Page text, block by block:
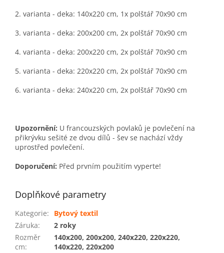
2. varianta - deka: 140x220 cm, 1x polštář 70x90 cm
3. varianta - deka: 200x200 cm, 2x polštář 70x90 cm
4. varianta - deka: 200x220 cm, 2x polštář 70x90 cm
5. varianta - deka: 220x220 cm, 2x polštář 70x90 cm
6. varianta - deka: 240x220 cm, 2x polštář 70x90 cm
Upozornění: U francouzských povlaků je povlečení na
přikrývku sešité ze dvou dílů - šev se nachází vždy
uprostřed povlečení.
Doporučení: Před prvním použitím vyperte!
Doplňkové parametry
Kategorie:
Bytový textil
Záruka:
2 roky
Rozměr
cm:
140x200, 200x200, 240x220, 220x220,
140x220, 220x200